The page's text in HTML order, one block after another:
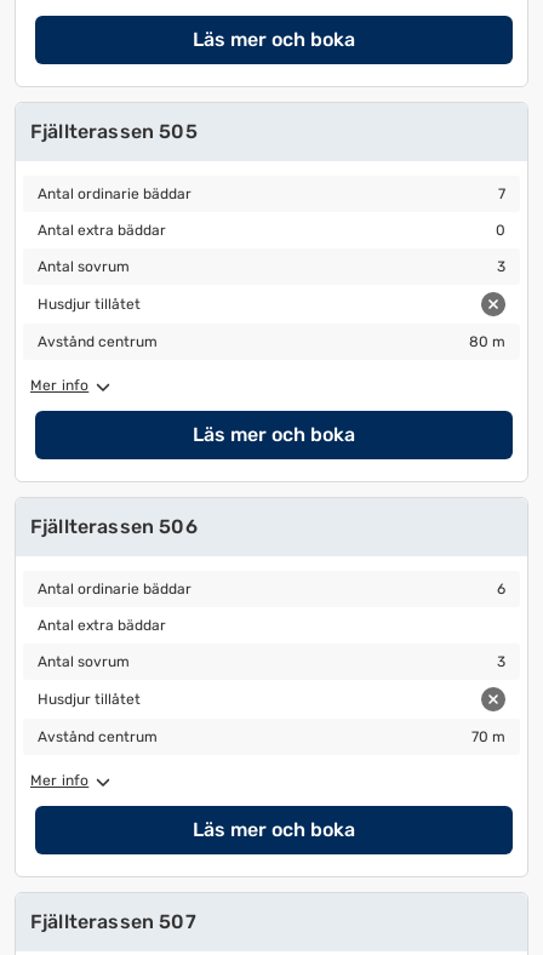
Läs mer och boka
Fjällterassen 505
Antal ordinarie bäddar
Antal ordinarie bäddar 7
Antal extra bäddar
Antal extra bäddar 0
Antal sovrum
Antal sovrum 3
Husdjur tillåtet
Husdjur tillåtet
Avstånd centrum
Avstånd centrum 80 m
Mer info
Läs mer och boka
Fjällterassen 506
Antal ordinarie bäddar
Antal ordinarie bäddar 6
Antal extra bäddar
Antal extra bäddar
Antal sovrum
Antal sovrum 3
Husdjur tillåtet
Husdjur tillåtet
Avstånd centrum
Avstånd centrum 70 m
Mer info
Läs mer och boka
Fjällterassen 507